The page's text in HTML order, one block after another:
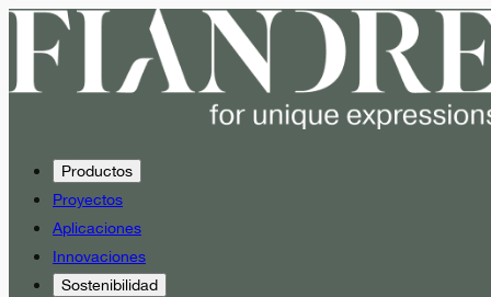
Productos
Proyectos
Aplicaciones
Innovaciones
Sostenibilidad